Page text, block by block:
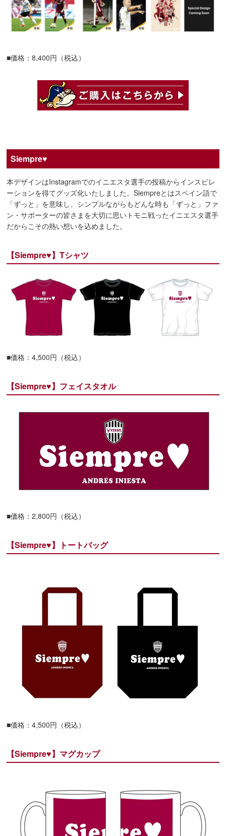
■価格：8,400円（税込）
Siempre♥
本デザインはInstagramでのイニエスタ選手の投稿からインスピレ
ーションを得てグッズ化いたしました。Siempreとはスペイン語で
「ずっと」を意味し、シンプルながらもどんな時も「ずっと」ファ
ン・サポーターの皆さまを大切に思いトモニ戦ったイニエスタ選手
だからこその熱い想いを込めました。
【Siempre♥】Tシャツ
■価格：4,500円（税込）
【Siempre♥】フェイスタオル
■価格：2,800円（税込）
【Siempre♥】トートバッグ
■価格：4,500円（税込）
【Siempre♥】マグカップ